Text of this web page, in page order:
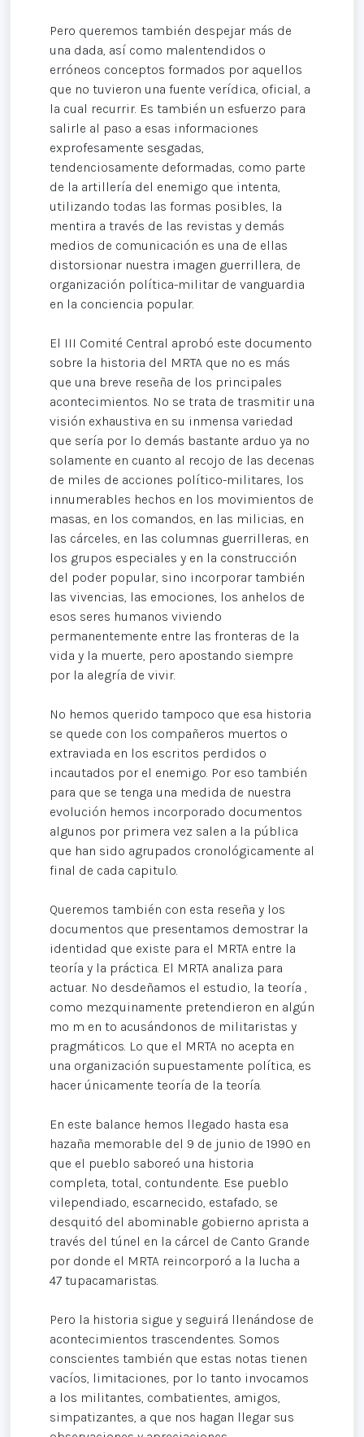
Pero queremos también despejar más de
una dada, así como malentendidos o
erróneos conceptos formados por aquellos
que no tuvieron una fuente verídica, oficial, a
la cual recurrir. Es también un esfuerzo para
salirle al paso a esas informaciones
exprofesamente sesgadas,
tendenciosamente deformadas, como parte
de la artillería del enemigo que intenta,
utilizando todas las formas posibles, la
mentira a través de las revistas y demás
medios de comunicación es una de ellas
distorsionar nuestra imagen guerrillera, de
organización política-militar de vanguardia
en la conciencia popular.
El III Comité Central aprobó este documento
sobre la historia del MRTA que no es más
que una breve reseña de los principales
acontecimientos. No se trata de trasmitir una
visión exhaustiva en su inmensa variedad
que sería por lo demás bastante arduo ya no
solamente en cuanto al recojo de las decenas
de miles de acciones político-militares, los
innumerables hechos en los movimientos de
masas, en los comandos, en las milicias, en
las cárceles, en las columnas guerrilleras, en
los grupos especiales y en la construcción
del poder popular, sino incorporar también
las vivencias, las emociones, los anhelos de
esos seres humanos viviendo
permanentemente entre las fronteras de la
vida y la muerte, pero apostando siempre
por la alegría de vivir.
No hemos querido tampoco que esa historia
se quede con los compañeros muertos o
extraviada en los escritos perdidos o
incautados por el enemigo. Por eso también
para que se tenga una medida de nuestra
evolución hemos incorporado documentos
algunos por primera vez salen a la pública
que han sido agrupados cronológicamente al
final de cada capitulo.
Queremos también con esta reseña y los
documentos que presentamos demostrar la
identidad que existe para el MRTA entre la
teoría y la práctica. El MRTA analiza para
actuar. No desdeñamos el estudio, la teoría ,
como mezquinamente pretendieron en algún
mo m en to acusándonos de militaristas y
pragmáticos. Lo que el MRTA no acepta en
una organización supuestamente política, es
hacer únicamente teoría de la teoría.
En este balance hemos llegado hasta esa
hazaña memorable del 9 de junio de 1990 en
que el pueblo saboreó una historia
completa, total, contundente. Ese pueblo
vilependiado, escarnecido, estafado, se
desquitó del abominable gobierno aprista a
través del túnel en la cárcel de Canto Grande
por donde el MRTA reincorporó a la lucha a
47 tupacamaristas.
Pero la historia sigue y seguirá llenándose de
acontecimientos trascendentes. Somos
conscientes también que estas notas tienen
vacíos, limitaciones, por lo tanto invocamos
a los militantes, combatientes, amigos,
simpatizantes, a que nos hagan llegar sus